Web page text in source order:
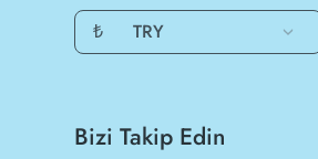
₺ TRY
Bizi Takip Edin